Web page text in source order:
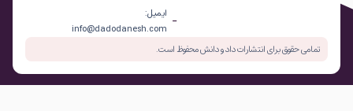
ایمیل:
info@dadodanesh.com
تمامی حقوق برای انتشارات داد و دانش محفوظ است.